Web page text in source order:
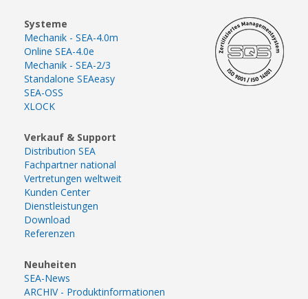
Systeme
Mechanik - SEA-4.0m
Online SEA-4.0e
Mechanik - SEA-2/3
Standalone SEAeasy
SEA-OSS
XLOCK
Verkauf & Support
Distribution SEA
Fachpartner national
Vertretungen weltweit
Kunden Center
Dienstleistungen
Download
Referenzen
Neuheiten
SEA-News
ARCHIV - Produktinformationen